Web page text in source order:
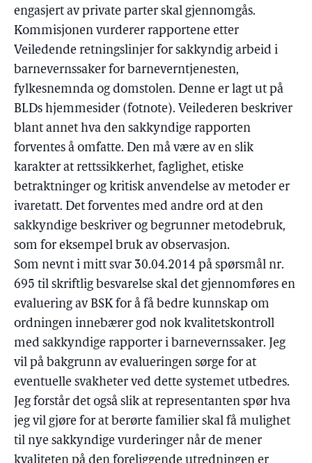
engasjert av private parter skal gjennomgås.
Kommisjonen vurderer rapportene etter
Veiledende retningslinjer for sakkyndig arbeid i
barnevernssaker for barneverntjenesten,
fylkesnemnda og domstolen. Denne er lagt ut på
BLDs hjemmesider (fotnote). Veilederen beskriver
blant annet hva den sakkyndige rapporten
forventes å omfatte. Den må være av en slik
karakter at rettssikkerhet, faglighet, etiske
betraktninger og kritisk anvendelse av metoder er
ivaretatt. Det forventes med andre ord at den
sakkyndige beskriver og begrunner metodebruk,
som for eksempel bruk av observasjon.
Som nevnt i mitt svar 30.04.2014 på spørsmål nr.
695 til skriftlig besvarelse skal det gjennomføres en
evaluering av BSK for å få bedre kunnskap om
ordningen innebærer god nok kvalitetskontroll
med sakkyndige rapporter i barnevernssaker. Jeg
vil på bakgrunn av evalueringen sørge for at
eventuelle svakheter ved dette systemet utbedres.
Jeg forstår det også slik at representanten spør hva
jeg vil gjøre for at berørte familier skal få mulighet
til nye sakkyndige vurderinger når de mener